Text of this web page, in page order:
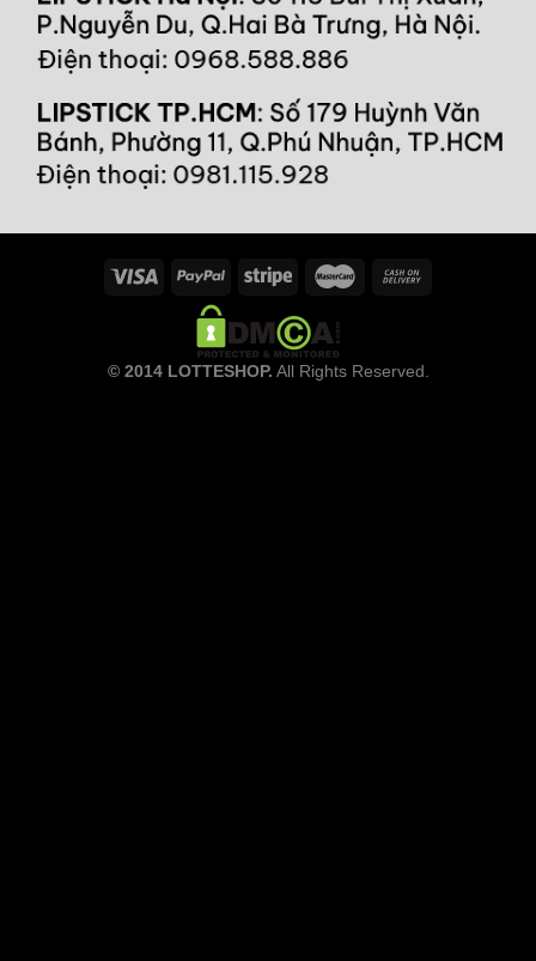
© 2014 LOTTESHOP. All Rights Reserved.